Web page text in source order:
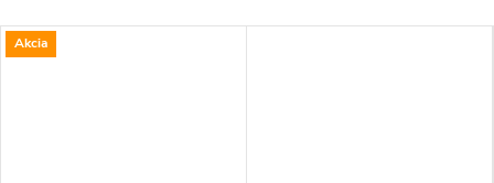
Akcia